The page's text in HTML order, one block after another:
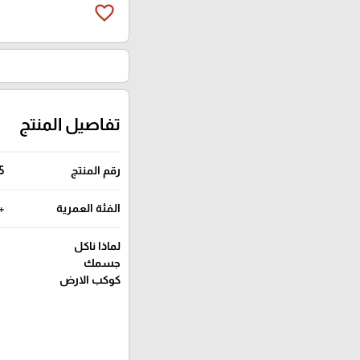
favorite_border
تفاصيل المنتج
رقم المنتج
الفئة العمرية +
لماذا ناكل
جسمك
كوكب الارض